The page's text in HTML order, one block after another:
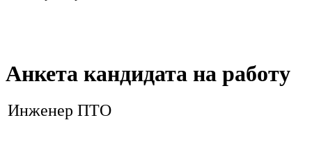
Анкета кандидата на работу
Инженер ПТО